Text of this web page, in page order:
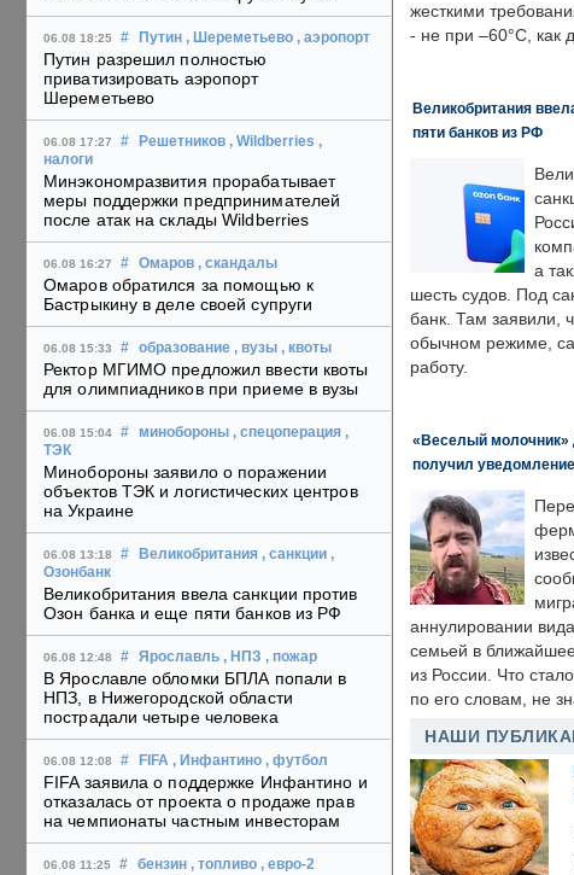
06.08 18:25 # Путин , Шереметьево , аэропорт
Путин разрешил полностью
приватизировать аэропорт
Шереметьево
06.08 17:27 # Решетников , Wildberries ,
налоги
Минэкономразвития прорабатывает
меры поддержки предпринимателей
после атак на склады Wildberries
06.08 16:27 # Омаров , скандалы
Омаров обратился за помощью к
Бастрыкину в деле своей супруги
06.08 15:33 # образование , вузы , квоты
Ректор МГИМО предложил ввести квоты
для олимпиадников при приеме в вузы
06.08 15:04 # минобороны , спецоперация ,
ТЭК
Минобороны заявило о поражении
объектов ТЭК и логистических центров
на Украине
06.08 13:18 # Великобритания , санкции ,
Озонбанк
Великобритания ввела санкции против
Озон банка и еще пяти банков из РФ
06.08 12:48 # Ярославль , НПЗ , пожар
В Ярославле обломки БПЛА попали в
НПЗ, в Нижегородской области
пострадали четыре человека
06.08 12:08 # FIFA , Инфантино , футбол
FIFA заявила о поддержке Инфантино и
отказалась от проекта о продаже прав
на чемпионаты частным инвесторам
06.08 11:25 # бензин , топливо , евро-2
жесткими
- не при –60°C, как
Великобритания
пяти банков из РФ
а
шесть судов. Под
банк. Там заявили,
обычном режиме,
работу.
«Веселый молочник»
получил
аннулировании
семьей в
из России. Что
по его словам, не
НАШИ